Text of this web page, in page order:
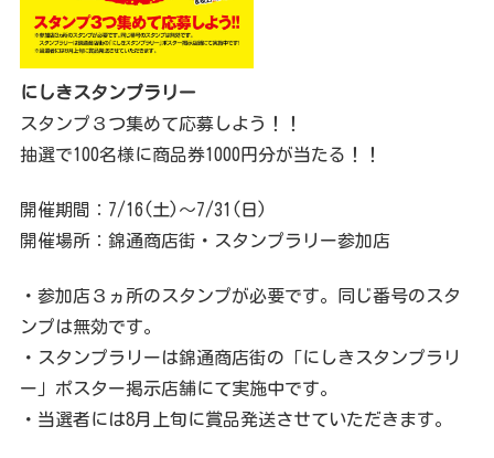
にしきスタンプラリー
スタンプ３つ集めて応募しよう！！
抽選で100名様に商品券1000円分が当たる！！
開催期間：7/16(土)〜7/31(日)
開催場所：錦通商店街・スタンプラリー参加店
・参加店３ヵ所のスタンプが必要です。同じ番号のスタ
ンプは無効です。
・スタンプラリーは錦通商店街の「にしきスタンプラリ
ー」ポスター掲示店舗にて実施中です。
・当選者には8月上旬に賞品発送させていただきます。